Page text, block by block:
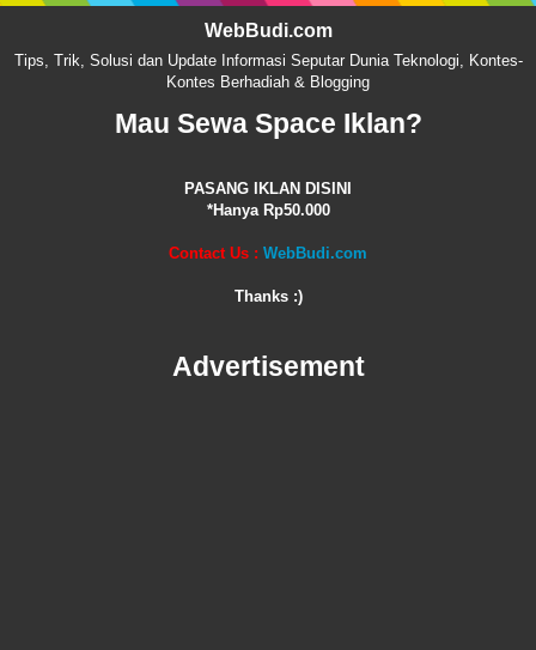
WebBudi.com
Tips, Trik, Solusi dan Update Informasi Seputar Dunia Teknologi, Kontes-
Kontes Berhadiah & Blogging
Mau Sewa Space Iklan?
PASANG IKLAN DISINI
*Hanya Rp50.000
Contact Us : WebBudi.com
Thanks :)
Advertisement